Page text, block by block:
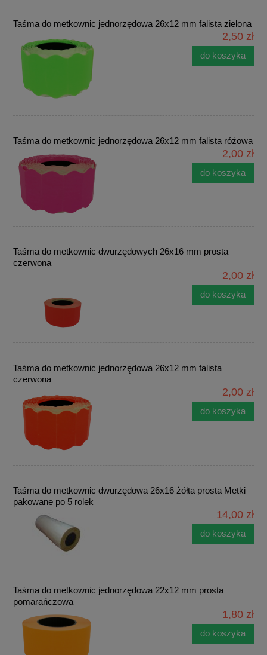
Taśma do metkownic jednorzędowa 26x12 mm falista zielona
2,50 zł
do koszyka
Taśma do metkownic jednorzędowa 26x12 mm falista różowa
2,00 zł
do koszyka
Taśma do metkownic dwurzędowych 26x16 mm prosta
czerwona
2,00 zł
do koszyka
Taśma do metkownic jednorzędowa 26x12 mm falista
czerwona
2,00 zł
do koszyka
Taśma do metkownic dwurzędowa 26x16 żółta prosta Metki
pakowane po 5 rolek
14,00 zł
do koszyka
Taśma do metkownic jednorzędowa 22x12 mm prosta
pomarańczowa
1,80 zł
do koszyka